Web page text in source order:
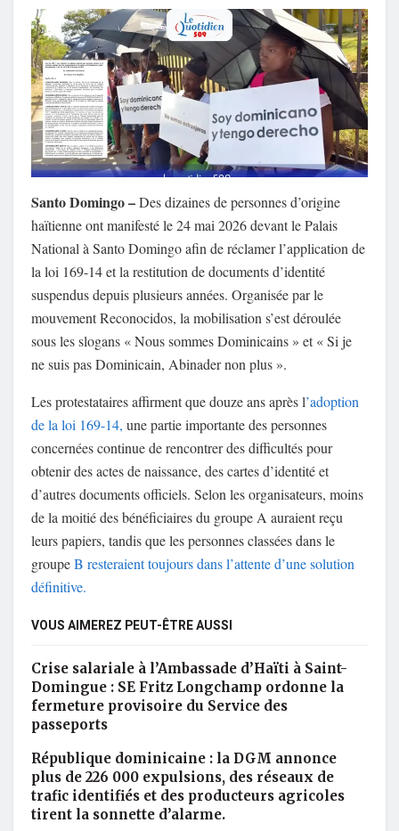
Santo Domingo –Des dizaines de personnes d’origine
haïtienne ont manifesté le 24 mai 2026 devant le Palais
National à Santo Domingo afin de réclamer l’application de
la loi 169-14 et la restitution de documents d’identité
suspendus depuis plusieurs années. Organisée par le
mouvement Reconocidos, la mobilisation s’est déroulée
sous les slogans « Nous sommes Dominicains » et « Si je
ne suis pas Dominicain, Abinader non plus ».
Les protestataires affirment que douze ans après l’adoption
de la loi 169-14, une partie importante des personnes
concernées continue de rencontrer des difficultés pour
obtenir des actes de naissance, des cartes d’identité et
d’autres documents officiels. Selon les organisateurs, moins
de la moitié des bénéficiaires du groupe A auraient reçu
leurs papiers, tandis que les personnes classées dans le
groupeB resteraient toujours dans l’attente d’une solution
définitive.
VOUS AIMEREZ PEUT-ÊTRE AUSSI
Crise salariale à l’Ambassade d’Haïti à Saint-
Domingue : SE Fritz Longchamp ordonne la
fermeture provisoire du Service des
passeports
République dominicaine : la DGM annonce
plus de 226 000 expulsions, des réseaux de
trafic identifiés et des producteurs agricoles
tirent la sonnette d’alarme.